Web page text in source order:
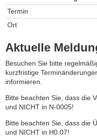
Termin
Ort
Aktuelle
Besuchen Sie bitte
kurzfristige
informieren.
Bitte beachten Sie, dass die
und NICHT in N-0005!
Bitte beachten Sie, dass die
und NICHT in H0.07!